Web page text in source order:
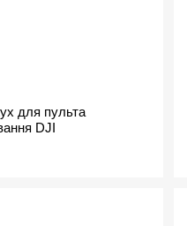
для пульта
DJI